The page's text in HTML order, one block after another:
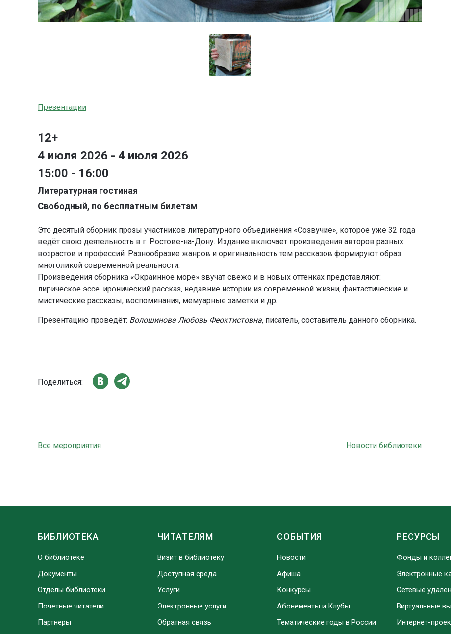
Презентации
12+
4 июля 2026 - 4 июля 2026
15:00 - 16:00
Литературная гостиная
Свободный, по бесплатным билетам
Это десятый сборник прозы участников литературного объединения «Созвучие», которое уже 32 года
ведёт свою деятельность в г. Ростове-на-Дону. Издание включает произведения авторов разных
возрастов и профессий. Разнообразие жанров и оригинальность тем рассказов формируют образ
многоликой современной реальности.
Произведения сборника «Окраинное море» звучат свежо и в новых оттенках представляют:
лирическое эссе, иронический рассказ, недавние истории из современной жизни, фантастические и
мистические рассказы, воспоминания, мемуарные заметки и др.
Презентацию проведёт: Волошинова Любовь Феоктистовна, писатель, составитель данного сборника.
Поделиться:
Все мероприятия Новости библиотеки
БИБЛИОТЕКА
О библиотеке
Документы
Отделы библиотеки
Почетные читатели
Партнеры
ЧИТАТЕЛЯМ
Визит в библиотеку
Доступная среда
Услуги
Электронные услуги
Обратная связь
СОБЫТИЯ
Новости
Афиша
Конкурсы
Абонементы и Клубы
Тематические годы в России
РЕСУРСЫ
Фонды и
Электронные
Сетевые
Виртуальные
Интернет-